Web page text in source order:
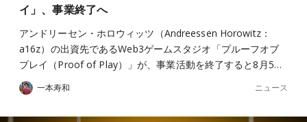
イ」、事業終了へ
アンドリーセン・ホロウィッツ（Andreessen Horowitz：
a16z）の出資先であるWeb3ゲームスタジオ「プルーフオブ
プレイ（Proof of Play）」が、事業活動を終了すると8月5…
一本寿和 ニュース